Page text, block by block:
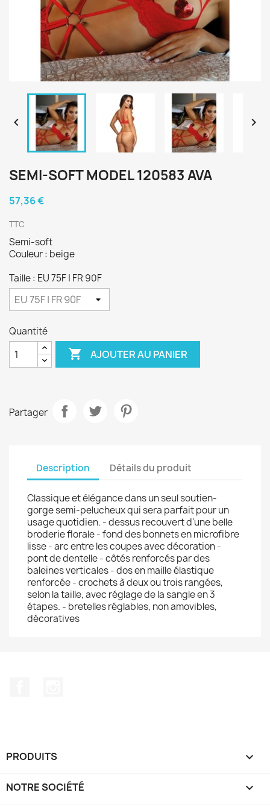
 
SEMI-SOFT MODEL 120583 AVA
57,36 €
TTC
Semi-soft
Couleur : beige
Taille : EU 75F | FR 90F
Quantité
 AJOUTER AU PANIER
Partager
Description Détails du produit
Classique et élégance dans un seul soutien-
gorge semi-pelucheux qui sera parfait pour un
usage quotidien. - dessus recouvert d'une belle
broderie florale - fond des bonnets en microfibre
lisse - arc entre les coupes avec décoration -
pont de dentelle - côtés renforcés par des
baleines verticales - dos en maille élastique
renforcée - crochets à deux ou trois rangées,
selon la taille, avec réglage de la sangle en 3
étapes. - bretelles réglables, non amovibles,
décoratives
PRODUITS 
NOTRE SOCIÉTÉ 